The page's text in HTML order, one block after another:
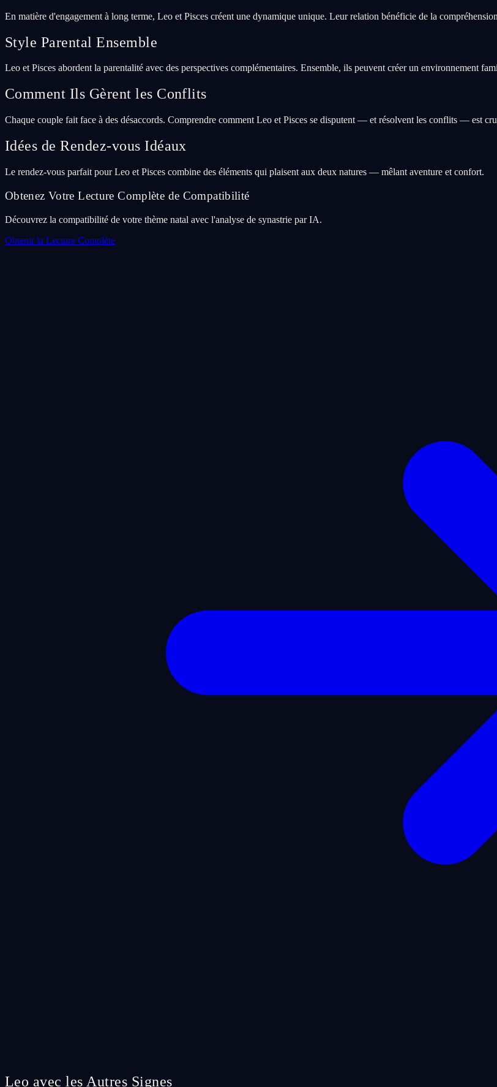
En matière d'engagement à long terme, Leo et Pisces créent une dynamique unique. Leur relation bénéficie de la
Style Parental Ensemble
Leo et Pisces abordent la parentalité avec des perspectives complémentaires. Ensemble, ils peuvent créer un environnement
Comment Ils Gèrent les Conflits
Chaque couple fait face à des désaccords. Comprendre comment Leo et Pisces se disputent — et résolvent les conflits — est
Idées de Rendez-vous Idéaux
Le rendez-vous parfait pour Leo et Pisces combine des éléments qui plaisent aux deux natures — mêlant aventure et confort.
Obtenez Votre Lecture Complète de Compatibilité
Découvrez la compatibilité de votre thème natal avec l'analyse de synastrie par IA.
Obtenir la Lecture Complète
Leo avec les Autres Signes